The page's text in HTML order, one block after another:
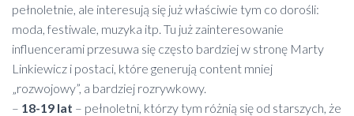
pełnoletnie, ale interesują się już właściwie tym co dorośli:
moda, festiwale, muzyka itp. Tu już zainteresowanie
influencerami przesuwa się często bardziej w stronę Marty
Linkiewicz i postaci, które generują content mniej
„rozwojowy”, a bardziej rozrywkowy.
– 18-19 lat – pełnoletni, którzy tym różnią się od starszych, że